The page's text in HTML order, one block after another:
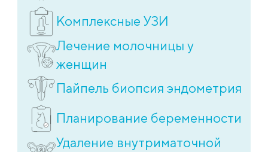
Комплексные УЗИ
Лечение молочницы у
женщин
Пайпель биопсия эндометрия
Планирование беременности
Удаление внутриматочной